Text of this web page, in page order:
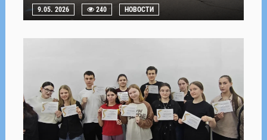
9.05. 2026 240 НОВОСТИ